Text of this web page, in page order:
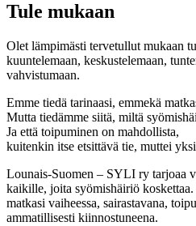
Tule mukaan
Olet lämpimästi tervetullut mukaan
kuuntelemaan, keskustelemaan,
vahvistumaan.
Emme tiedä tarinaasi, emmekä
Mutta tiedämme siitä, miltä
Ja että toipuminen on mahdollista,
kuitenkin itse etsittävä tie, muttei
Lounais-Suomen – SYLI ry tarjoaa
kaikille, joita syömishäiriö
matkasi vaiheessa, sairastavana,
ammatillisesti kiinnostuneena.